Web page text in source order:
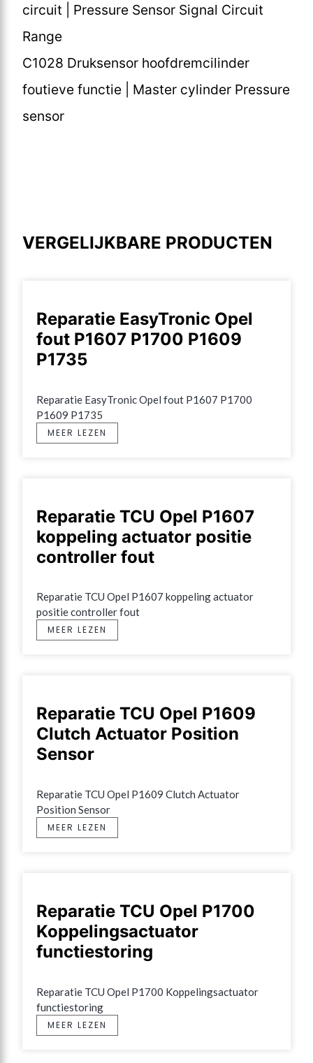
circuit | Pressure Sensor Signal Circuit
Range
C1028 Druksensor hoofdremcilinder
foutieve functie | Master cylinder Pressure
sensor
VERGELIJKBARE PRODUCTEN
Reparatie EasyTronic Opel
fout P1607 P1700 P1609
P1735
Reparatie EasyTronic Opel fout P1607 P1700
P1609 P1735
MEER LEZEN
Reparatie TCU Opel P1607
koppeling actuator positie
controller fout
Reparatie TCU Opel P1607 koppeling actuator
positie controller fout
MEER LEZEN
Reparatie TCU Opel P1609
Clutch Actuator Position
Sensor
Reparatie TCU Opel P1609 Clutch Actuator
Position Sensor
MEER LEZEN
Reparatie TCU Opel P1700
Koppelingsactuator
functiestoring
Reparatie TCU Opel P1700 Koppelingsactuator
functiestoring
MEER LEZEN